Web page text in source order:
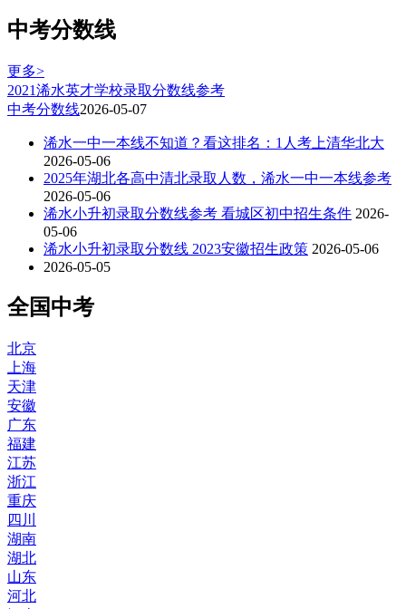
中考分数线
更多>
2021浠水英才学校录取分数线参考
中考分数线2026-05-07
浠水一中一本线不知道？看这排名：1人考上清华北大
2026-05-06
2025年湖北各高中清北录取人数，浠水一中一本线参考
2026-05-06
浠水小升初录取分数线参考 看城区初中招生条件 2026-
05-06
浠水小升初录取分数线 2023安徽招生政策 2026-05-06
2026-05-05
全国中考
北京
上海
天津
安徽
广东
福建
江苏
浙江
重庆
四川
湖南
湖北
山东
河北